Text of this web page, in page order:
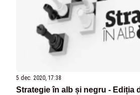
5 dec. 2020, 17:38
Strategie în alb și negru - Ediția